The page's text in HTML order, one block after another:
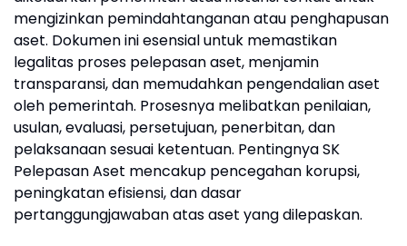
mengizinkan pemindahtanganan atau penghapusan
aset. Dokumen ini esensial untuk memastikan
legalitas proses pelepasan aset, menjamin
transparansi, dan memudahkan pengendalian aset
oleh pemerintah. Prosesnya melibatkan penilaian,
usulan, evaluasi, persetujuan, penerbitan, dan
pelaksanaan sesuai ketentuan. Pentingnya SK
Pelepasan Aset mencakup pencegahan korupsi,
peningkatan efisiensi, dan dasar
pertanggungjawaban atas aset yang dilepaskan.